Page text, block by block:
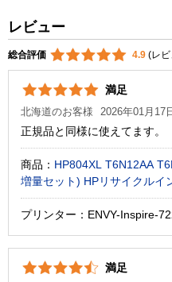
レビュー
総合評価 4.9 (レ
満足
北海道のお客様 2026年01月17
正規品と同様に使えてます。
商品： HP804XL T6N12AA
増量セット) HPリサイクルイ
プリンター：ENVY-Inspire-
満足